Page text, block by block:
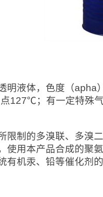
明液体，色度（
127℃；有一定特殊
限制的多溴联、多溴
使用本产品合成的聚
有机汞、铅等催化剂的